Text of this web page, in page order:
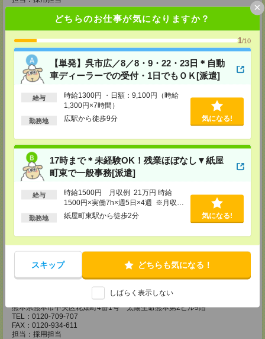
どちらのお仕事が気になりますか？
1/10
【単発】呉市広／8／8・9・22・23日＊自動
車ディーラーでの受付・1日でもＯＫ[派遣]
給与
時給1300円 ・日額：9,100円（時給
1,300円×7時間）
勤務地 広駅から徒歩9分 気になる!
17時まで＊未経験OK！残業ほぼなし▼紙屋
町東で一般事務[派遣]
給与
時給1500円 月収例 21万円 時給
1500円×実働7h×週5日×4週 ※月収例
を保証するものではありません。※給
勤務地 紙屋町東駅から徒歩2分 気になる!
スキップ どちらも気になる！
しばらく表示しない
×
〒650-0044
兵庫県神戸市中央区東川崎町1丁目3番3号 神戸ハーバーランドセンタービ
ル18階
TEL：0120-995-984
FAX：0120-709-785
担当：採用担当
〒730-0031
TEL：0120-709-707
担当：採用担当
松山営業所
〒790-0003
愛媛県松山市三番町7丁目1番地21号 ジブラルタ生命松山ビル8階
FAX：0120-709-890
福岡営業所
〒810-0801
TEL：0120-709-707
FAX：0120-709-927
担当：採用担当
熊本県熊本市中央区花畑町4番1号 太陽生命熊本第2ビル9階
TEL：0120-709-707
FAX：0120-934-611
担当：採用担当